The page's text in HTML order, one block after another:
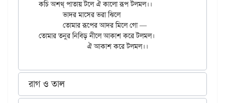
কচি অশথ্‌ পাতায় টলে ঐ কালো রূপ টলমল।।
	ভাদর মাসের ভরা ঝিলে
তোমার তনুর নিবিড় নীলে আকাশ করে টলমল।
রাগ ও তাল